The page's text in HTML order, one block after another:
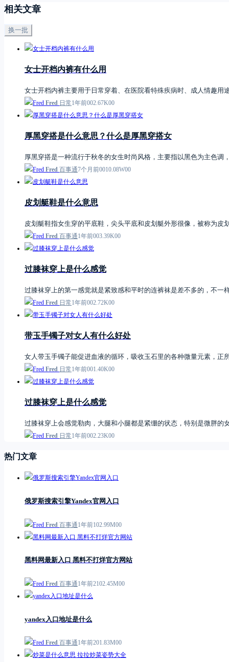
相关文章
换一批
女士开档内裤有什么用
女士开档内裤主要用于日常穿着、在医院看特殊疾病时、成人情趣
Fred 日常1年前002.67K00
厚黑穿搭是什么意思？什么是厚黑穿搭女
厚黑穿搭是一种流行于秋冬的女生时尚风格，主要指以黑色为主色
Fred 百事通7个月前0010.08W00
皮划艇鞋是什么意思
皮划艇鞋指女生穿的平底鞋，尖头平底和皮划艇外形很像，被称为
Fred 百事通1年前003.39K00
过膝袜穿上是什么感觉
过膝袜穿上的第一感觉就是紧致感和平时的连裤袜是差不多的，不
Fred 日常1年前002.72K00
带玉手镯子对女人有什么好处
女人带玉手镯子能促进血液的循环，吸收玉石里的各种微量元素，
Fred 日常1年前001.40K00
过膝袜穿上是什么感觉
过膝袜穿上会感觉勒肉，大腿和小腿都是紧绷的状态，特别是微胖
Fred 日常1年前002.23K00
热门文章
俄罗斯搜索引擎Yandex官网入口
Fred 百事通1年前102.99M00
黑料网最新入口 黑料不打烊官方网站
Fred 百事通1年前2102.45M00
yandex入口地址是什么
Fred 百事通1年前201.83M00